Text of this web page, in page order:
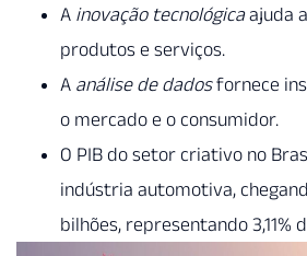
A inovação tecnológicaajuda
produtos e serviços.
A análise de dadosfornece
o mercado e o consumidor.
O PIB do setor criativo no
indústria automotiva,
bilhões, representando 3,11%